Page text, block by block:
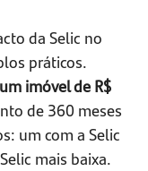
da Selic no
práticos.
imóvel de R$
de 360 meses
um com a Selic
mais baixa.